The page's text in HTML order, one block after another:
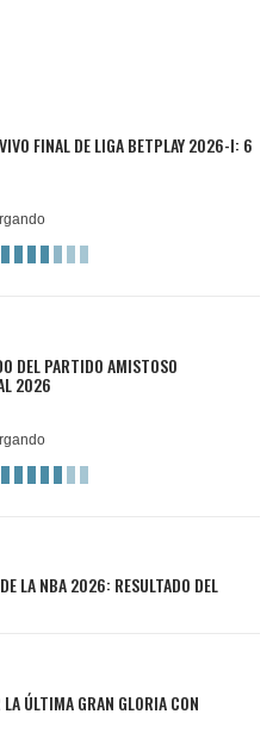
FINAL DE LIGA BETPLAY 2026-I: 6
DEL PARTIDO AMISTOSO
2026
LA NBA 2026: RESULTADO DEL
ÚLTIMA GRAN GLORIA CON